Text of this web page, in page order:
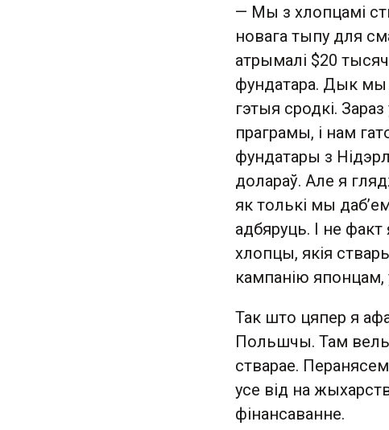
— Мы з хлопцамі
новага тыпу для
атрымалі $20
фундатара. Дык мы
гэтыя сродкі.
праграмы, і нам
фундатары з
долараў. Але я
як толькі мы
адбяруць. І не
хлопцы, якія
кампанію
Так што цяпер я
Польшчы. Там
стварае.
усе від на
фінансаванне.